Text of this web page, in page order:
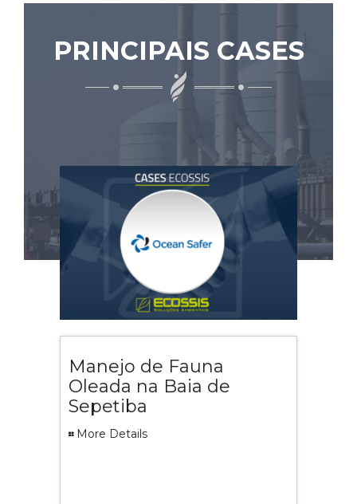
PRINCIPAIS CASES
Manejo de Fauna
Oleada na Baia de
Sepetiba
More Details